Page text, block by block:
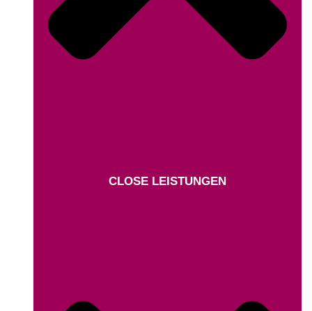
CLOSE LEISTUNGEN